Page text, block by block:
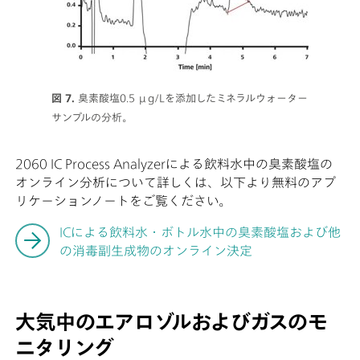
図 7. 臭素酸塩0.5 μg/Lを添加したミネラルウォーター
サンプルの分析。
2060 IC Process Analyzerによる飲料水中の臭素酸塩の
オンライン分析について詳しくは、以下より無料のアプ
リケーションノートをご覧ください。
ICによる飲料水・ボトル水中の臭素酸塩および他
の消毒副生成物のオンライン決定
大気中のエアロゾルおよびガスのモ
ニタリング